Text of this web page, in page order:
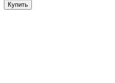
Купить